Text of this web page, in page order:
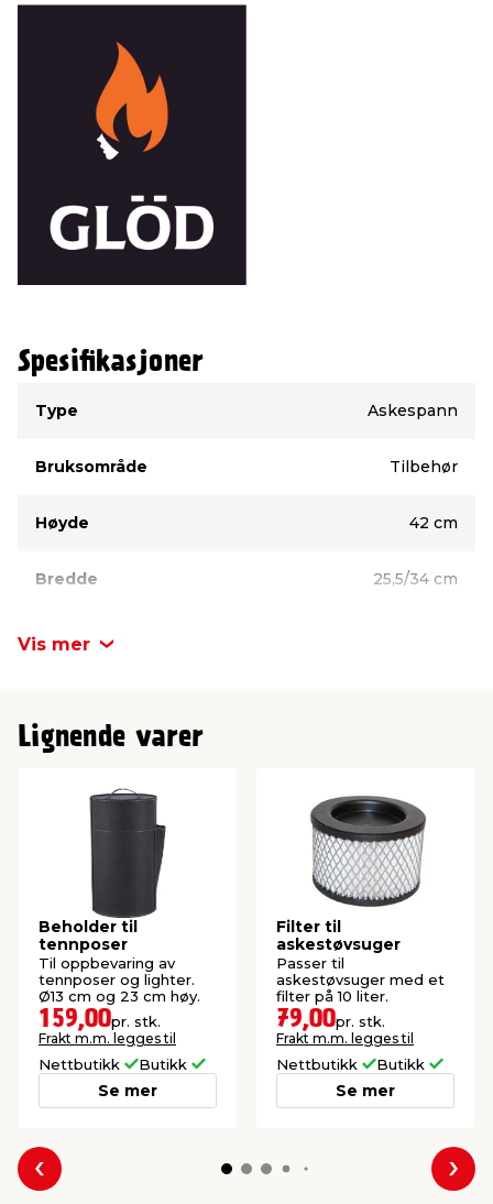
Spesifikasjoner
Type
Askespann
Bruksområde Tilbehør
Høyde 42 cm
Bredde 25,5/34 cm
Vis mer
Lignende varer
Beholder til
tennposer
Til oppbevaring av
tennposer og lighter.
Ø13 cm og 23 cm høy.
159,00pr. stk.
Frakt m.m. legges til
Nettbutikk Butikk
Se mer
Filter til
askestøvsuger
Passer til
askestøvsuger med et
filter på 10 liter.
79,00pr. stk.
Frakt m.m. legges til
Nettbutikk Butikk
Se mer
Forrige